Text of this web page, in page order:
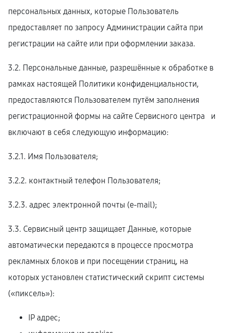
персональных данных, которые Пользователь
предоставляет по запросу Администрации сайта при
регистрации на сайте или при оформлении заказа.
3.2. Персональные данные, разрешённые к обработке в
рамках настоящей Политики конфиденциальности,
предоставляются Пользователем путём заполнения
регистрационной формы на cайте Сервисного центра и
включают в себя следующую информацию:
3.2.1. Имя Пользователя;
3.2.2. контактный телефон Пользователя;
3.2.3. адрес электронной почты (e-mail);
3.3. Сервисный центр защищает Данные, которые
автоматически передаются в процессе просмотра
рекламных блоков и при посещении страниц, на
которых установлен статистический скрипт системы
(«пиксель»):
IP адрес;